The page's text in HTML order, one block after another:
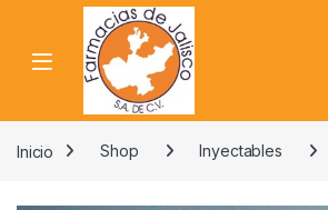
Skip to navigation
Skip to content
Inicio Shop Inyectables